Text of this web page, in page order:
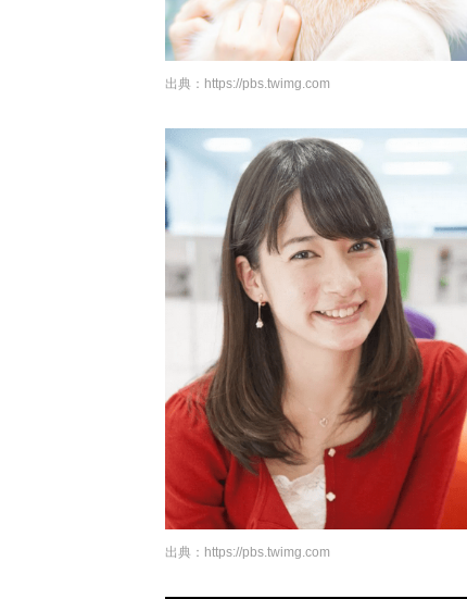
出典： https://pbs.twimg.com
出典： https://pbs.twimg.com